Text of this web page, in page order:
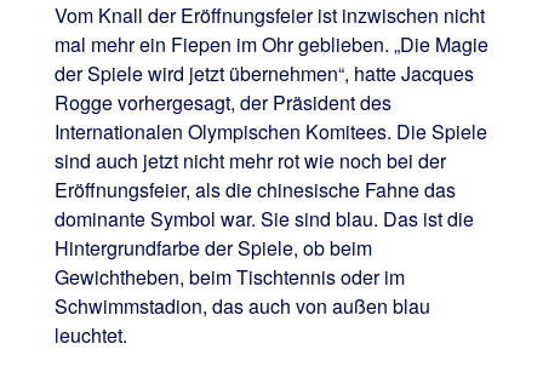
Vom Knall der Eröffnungsfeier ist inzwischen nicht
mal mehr ein Fiepen im Ohr geblieben. „Die Magie
der Spiele wird jetzt übernehmen“, hatte Jacques
Rogge vorhergesagt, der Präsident des
Internationalen Olympischen Komitees. Die Spiele
sind auch jetzt nicht mehr rot wie noch bei der
Eröffnungsfeier, als die chinesische Fahne das
dominante Symbol war. Sie sind blau. Das ist die
Hintergrundfarbe der Spiele, ob beim
Gewichtheben, beim Tischtennis oder im
Schwimmstadion, das auch von außen blau
leuchtet.